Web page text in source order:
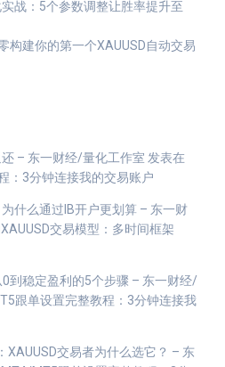
战：5个参数调整让胜率提升至
构建你的第一个XAUUSD自动交易
– 东一财经/量化工作室 发表在
：3分钟连接我的交易账户
什么通过IB开户更划算 – 东一财
交易模型：多时间框架
到稳定盈利的5个步骤 – 东一财经/
跟单设置完整教程：3分钟连接我
XAUUSD交易者为什么选它？ – 东